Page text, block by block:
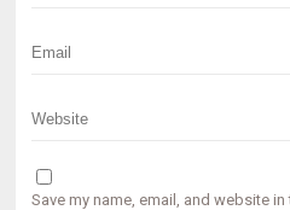
Save my name, email, and website